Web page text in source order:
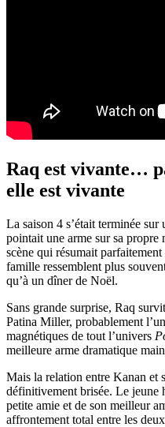
Raq est vivante…
elle est vivante
La saison 4 s’était terminée
pointait une arme sur sa
scène qui résumait
famille ressemblent plus
qu’à un dîner de Noël.
Sans grande surprise, Raq
Patina Miller, probablement
magnétiques de tout l’univers
meilleure arme dramatique
Mais la relation entre Kanan et
définitivement brisée. Le jeune
petite amie et de son meilleur
affrontement total entre les